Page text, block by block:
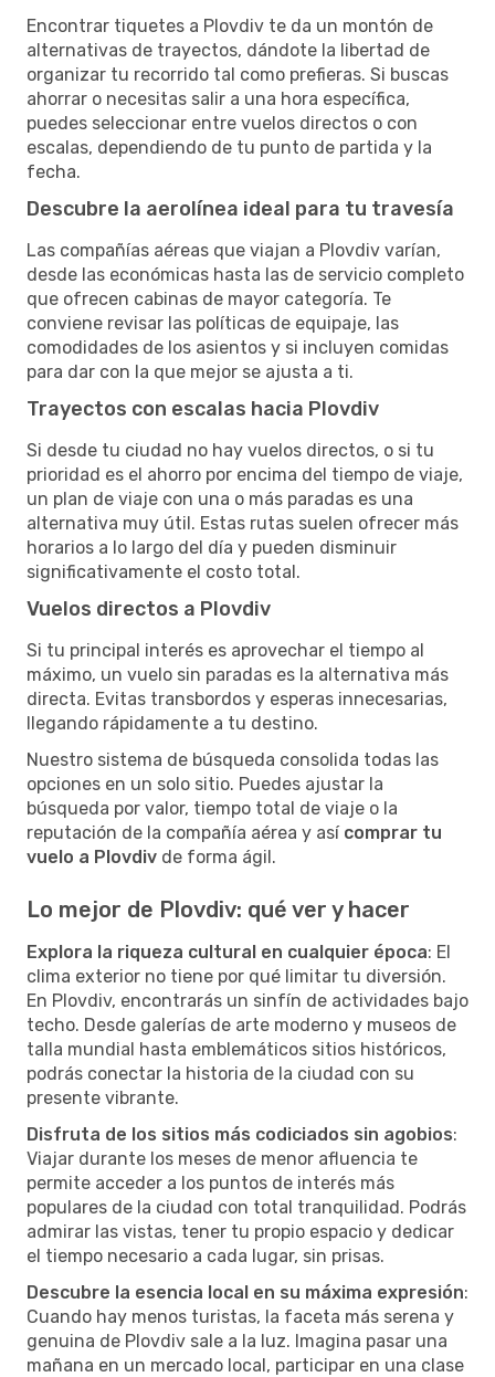
Encontrar tiquetes a Plovdiv te da un montón de
alternativas de trayectos, dándote la libertad de
organizar tu recorrido tal como prefieras. Si buscas
ahorrar o necesitas salir a una hora específica,
puedes seleccionar entre vuelos directos o con
escalas, dependiendo de tu punto de partida y la
fecha.
Descubre la aerolínea ideal para tu travesía
Las compañías aéreas que viajan a Plovdiv varían,
desde las económicas hasta las de servicio completo
que ofrecen cabinas de mayor categoría. Te
conviene revisar las políticas de equipaje, las
comodidades de los asientos y si incluyen comidas
para dar con la que mejor se ajusta a ti.
Trayectos con escalas hacia Plovdiv
Si desde tu ciudad no hay vuelos directos, o si tu
prioridad es el ahorro por encima del tiempo de viaje,
un plan de viaje con una o más paradas es una
alternativa muy útil. Estas rutas suelen ofrecer más
horarios a lo largo del día y pueden disminuir
significativamente el costo total.
Vuelos directos a Plovdiv
Si tu principal interés es aprovechar el tiempo al
máximo, un vuelo sin paradas es la alternativa más
directa. Evitas transbordos y esperas innecesarias,
llegando rápidamente a tu destino.
Nuestro sistema de búsqueda consolida todas las
opciones en un solo sitio. Puedes ajustar la
búsqueda por valor, tiempo total de viaje o la
reputación de la compañía aérea y así comprar tu
vuelo a Plovdiv de forma ágil.
Lo mejor de Plovdiv: qué ver y hacer
Explora la riqueza cultural en cualquier época: El
clima exterior no tiene por qué limitar tu diversión.
En Plovdiv, encontrarás un sinfín de actividades bajo
techo. Desde galerías de arte moderno y museos de
talla mundial hasta emblemáticos sitios históricos,
podrás conectar la historia de la ciudad con su
presente vibrante.
Disfruta de los sitios más codiciados sin agobios:
Viajar durante los meses de menor afluencia te
permite acceder a los puntos de interés más
populares de la ciudad con total tranquilidad. Podrás
admirar las vistas, tener tu propio espacio y dedicar
el tiempo necesario a cada lugar, sin prisas.
Descubre la esencia local en su máxima expresión:
Cuando hay menos turistas, la faceta más serena y
genuina de Plovdiv sale a la luz. Imagina pasar una
mañana en un mercado local, participar en una clase